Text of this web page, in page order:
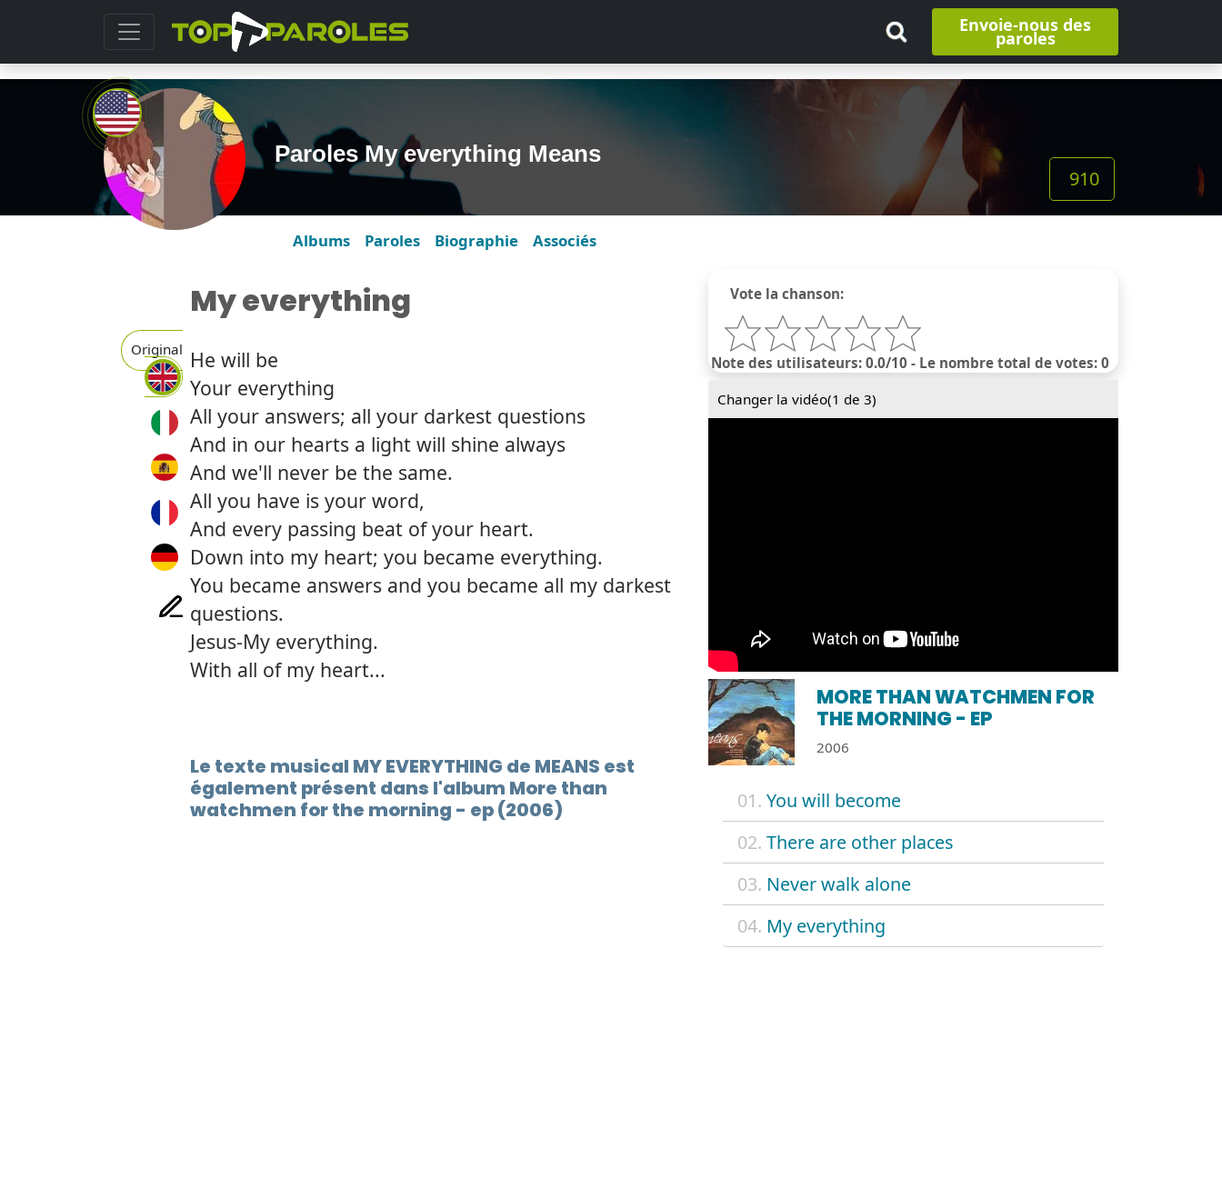
Envoie-nous des
paroles
Paroles My everything Means
910
Albums Paroles Biographie Associés
Original
Vote la chanson:
Note des utilisateurs: 0.0/10 - Le nombre total de votes: 0
Changer la vidéo(1 de 3)
MORE THAN WATCHMEN FOR
THE MORNING - EP
2006
01. You will become
02. There are other places
03. Never walk alone
04. My everything
My everything
He will be
Your everything
All your answers; all your darkest questions
And in our hearts a light will shine always
And we'll never be the same.
All you have is your word,
And every passing beat of your heart.
Down into my heart; you became everything.
You became answers and you became all my darkest
questions.
Jesus-My everything.
With all of my heart...
Le texte musical MY EVERYTHING de MEANS est
également présent dans l'album More than
watchmen for the morning - ep (2006)